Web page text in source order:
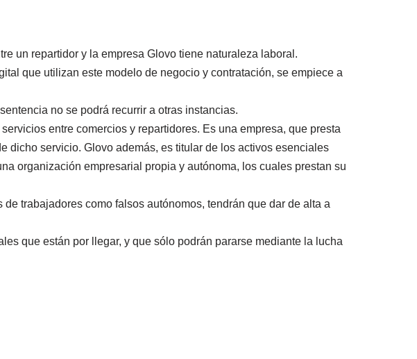
un repartidor y la empresa Glovo tiene naturaleza laboral.
que utilizan este modelo de negocio y contratación, se empiece a
no se podrá recurrir a otras instancias.
entre comercios y repartidores. Es una empresa, que presta
dicho servicio. Glovo además, es titular de los activos esenciales
organización empresarial propia y autónoma, los cuales prestan su
trabajadores como falsos autónomos, tendrán que dar de alta a
que están por llegar, y que sólo podrán pararse mediante la lucha